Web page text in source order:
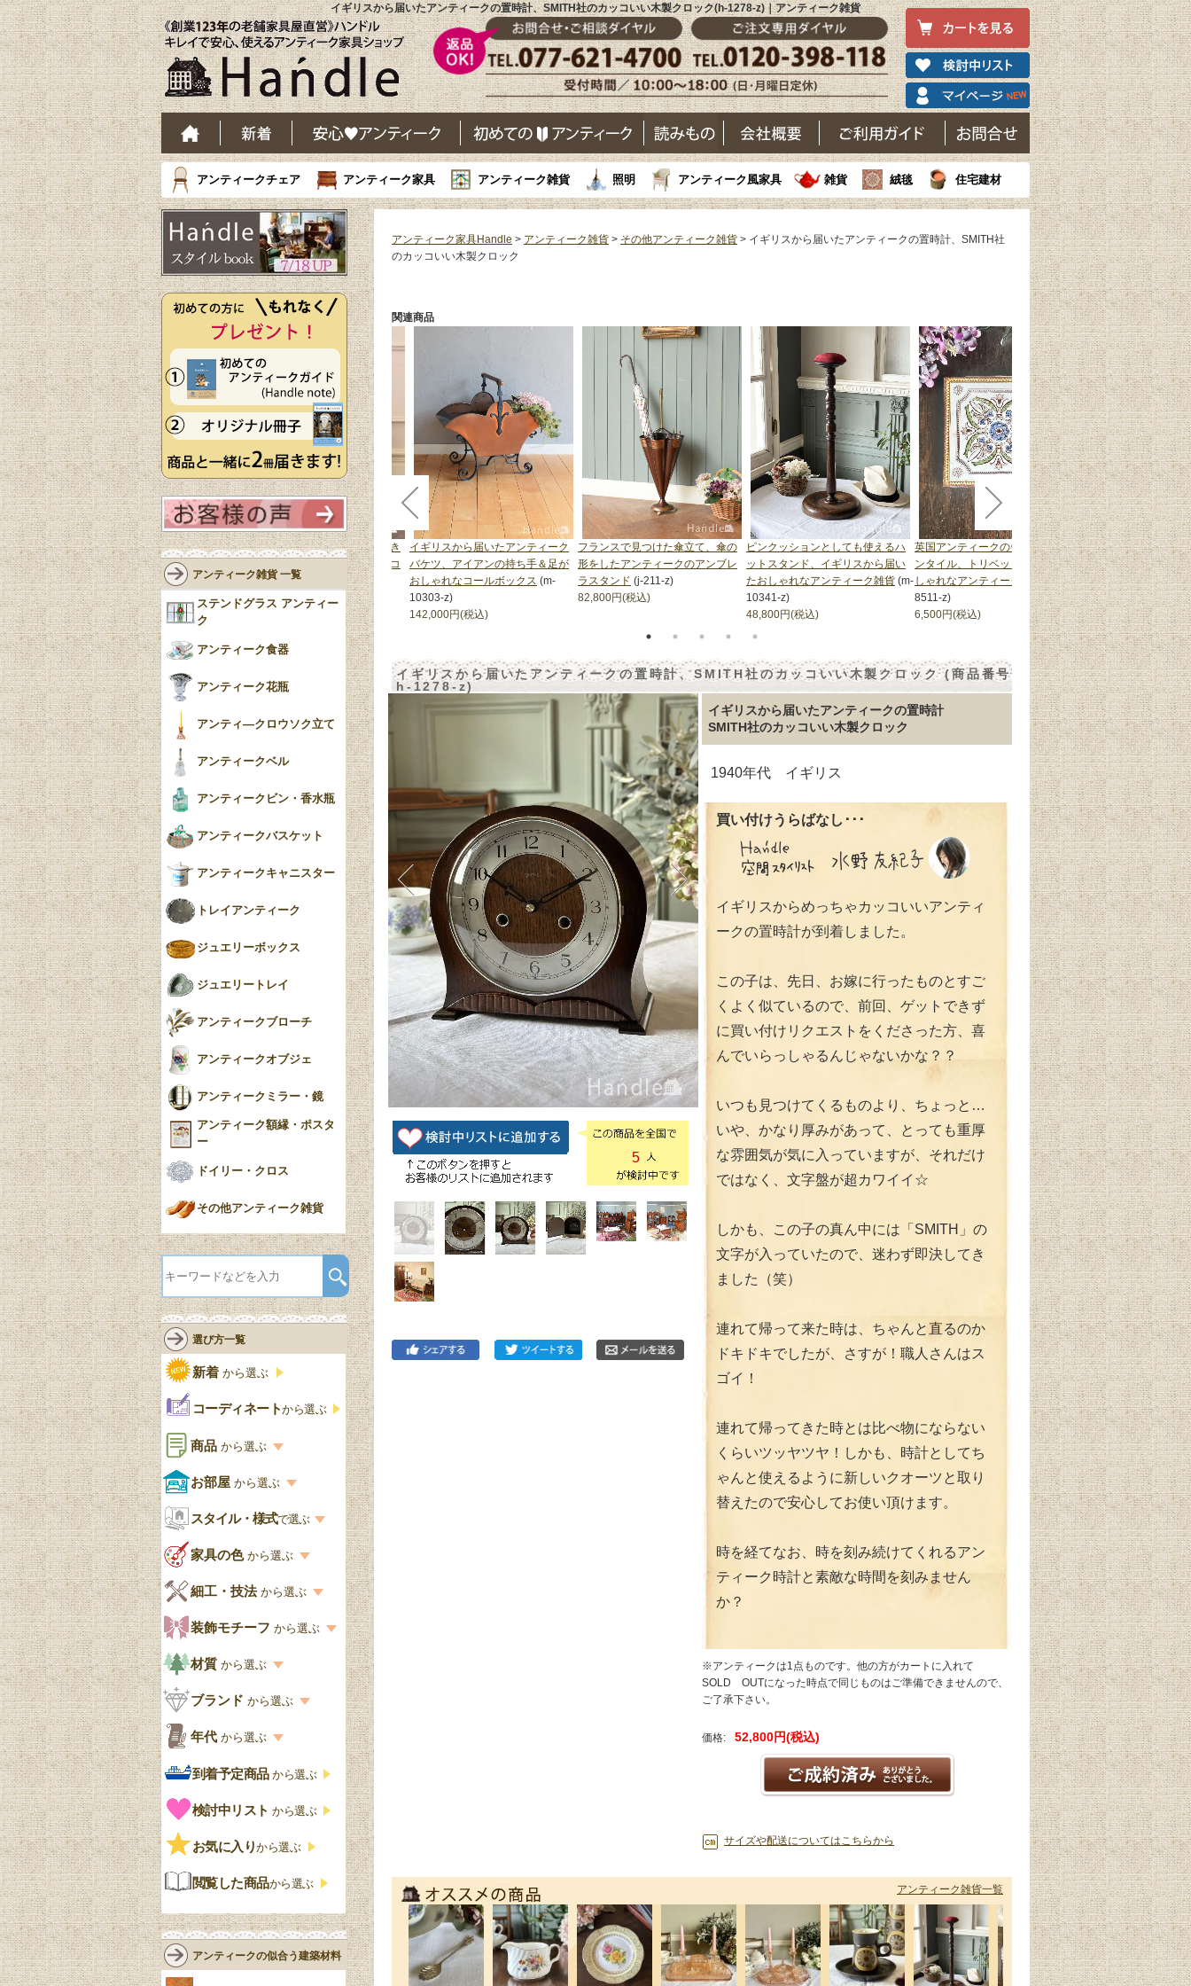
イギリスから届いたアンティークの置時計、SMITH社のカッコいい木製クロック(h-1278-z)｜アンティーク雑貨
アンティークチェア アンティーク家具 アンティーク雑貨 照明 アンティーク風家具 雑貨 絨毯 住宅建材
アンティーク家具Handle > アンティーク雑貨 > その他アンティーク雑貨 > イギリスから届いたアンティークの置時計、SMITH社
のカッコいい木製クロック
関連商品
も使えるハ
スから届い
ーク雑貨 (m-
英国アンティークのヴィクトリア
ンタイル、トリベットに使えるお
しゃれなアンティークタイル (m-
8511-z)
6,500円(税込)
英国アンティークのスコップ付き
石炭入れ、とってもおしゃれなコ
ールスカットル
(m-10304-z)
105,000円(税込)
イギリスから届いたアンティーク
バケツ、アイアンの持ち手＆足が
おしゃれなコールボックス (m-
10303-z)
142,000円(税込)
フランスで見つけた傘立て、傘の
形をしたアンティークのアンブレ
ラスタンド (j-211-z)
82,800円(税込)
ピンクッションとしても使えるハ
ットスタンド、イギリスから届い
たおしゃれなアンティーク雑貨 (m-
10341-z)
48,800円(税込)
英国アンティークのヴィクトリア
ンタイル、トリベットに使えるお
しゃれなアンティークタイル (m-
8511-z)
6,500円(税込)
英国アンティークの
石炭入れ、とっても
ールスカットル (m-
105,000円(税込)
イギリスから届いたアンティークの置時計、SMITH社のカッコいい木製クロック (商品番号
h-1278-z)
5
イギリスから届いたアンティークの置時計
SMITH社のカッコいい木製クロック
1940年代 イギリス
買い付けうらばなし･･･
イギリスからめっちゃカッコいいアンティ
ークの置時計が到着しました。
この子は、先日、お嫁に行ったものとすご
くよく似ているので、前回、ゲットできず
に買い付けリクエストをくださった方、喜
んでいらっしゃるんじゃないかな？？
いつも見つけてくるものより、ちょっと…
いや、かなり厚みがあって、とっても重厚
な雰囲気が気に入っていますが、それだけ
ではなく、文字盤が超カワイイ☆
しかも、この子の真ん中には「SMITH」の
文字が入っていたので、迷わず即決してき
ました（笑）
連れて帰って来た時は、ちゃんと直るのか
ドキドキでしたが、さすが！職人さんはス
ゴイ！
連れて帰ってきた時とは比べ物にならない
くらいツッヤツヤ！しかも、時計としてち
ゃんと使えるように新しいクオーツと取り
替えたので安心してお使い頂けます。
時を経てなお、時を刻み続けてくれるアン
ティーク時計と素敵な時間を刻みません
か？
※アンティークは1点ものです。他の方がカートに入れて
SOLD OUTになった時点で同じものはご準備できませんので、
ご了承下さい。
価格: 52,800円(税込)
サイズや配送についてはこちらから
アンティーク雑貨一覧
アンティーク雑貨 一覧
ステンドグラス アンティー
ク
アンティーク食器
アンティーク花瓶
アンティ―クロウソク立て
アンティークベル
アンティークビン・香水瓶
アンティークバスケット
アンティークキャニスター
トレイアンティーク
ジュエリーボックス
ジュエリートレイ
アンティークブローチ
アンティークオブジェ
アンティークミラー・鏡
アンティーク額縁・ポスタ
ー
ドイリー・クロス
その他アンティーク雑貨
選び方一覧
新着 から選ぶ
コーディネートから選ぶ
商品 から選ぶ
商品一覧を見る
収納家具
書棚
デスクおしゃれ
食器棚おしゃれ
木製ワゴン
ェア
洋服タンス
チェストおしゃれ
クローゼット
鏡台
花台
お部屋 から選ぶ
お部屋から選ぶ一覧
リビング
キッチン・ダイニング
スタイル・様式で選ぶ
スタイル一覧
英国アンティーク
英国クラシック
式
エリザベス様式
ジャコビアン
ロココ様式
家具の色から選ぶ
家具の色一覧
カスタード色
アップルパイ色
白・ホワイト
細工・技法 から選ぶ
細工・技法の一覧
象嵌・マーケットリー
寄木・パーケットリー
装飾モチーフ から選ぶ
模様の一覧
ペディメント
コーニス
グ
ストラップワーク
雷文
ビーディング
リネンフォールド
ルネット
材質 から選ぶ
材質の一覧
オーク材
マホガニー
ローズウッド材
サテンウッド材
ブランド から選ぶ
ブランド一覧
Handleオリジナル
ウィリアムモリス
ロイドルーム
コントワールドファミー
年代 から選ぶ
年代別の一覧
アンティーク
ビンテージ
到着予定商品から選ぶ
検討中リスト から選ぶ
お気に入りから選ぶ
閲覧した商品から選ぶ
アンティークの似合う建築材料